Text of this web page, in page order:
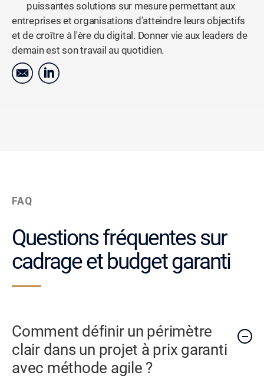
puissantes solutions sur mesure permettant aux
entreprises et organisations d'atteindre leurs objectifs
et de croître à l'ère du digital. Donner vie aux leaders de
demain est son travail au quotidien.
FAQ
Questions fréquentes sur
cadrage et budget garanti
Comment définir un périmètre
clair dans un projet à prix garanti
avec méthode agile ?